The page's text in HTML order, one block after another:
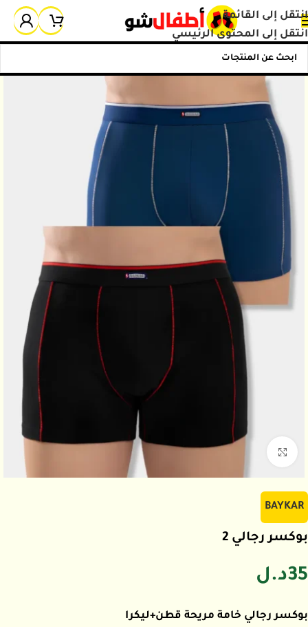
انتقل إلى القائمة
انتقل إلى المحتوى الرئيسي
اضغط للتكبير
BAYKAR
بوكسر رجالي 2
35د.ل
بوكسر رجالي خامة مريحة قطن+ليكرا